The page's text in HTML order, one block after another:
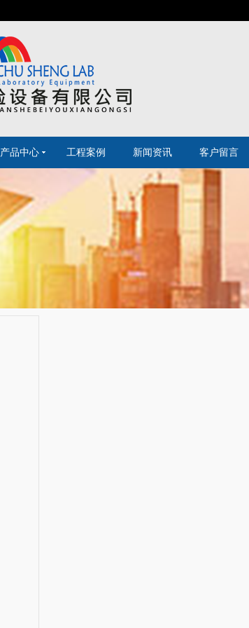
产品中心 工程案例 新闻资讯 客户留言